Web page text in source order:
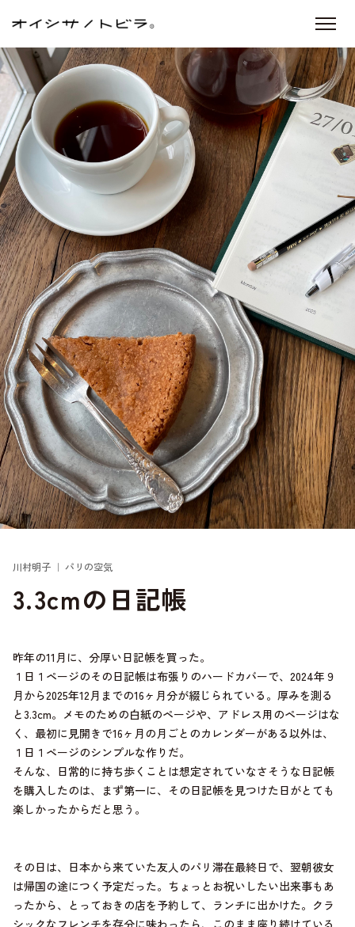
川村明子 ｜ パリの空気
3.3cmの日記帳
昨年の11月に、分厚い日記帳を買った。
１日１ページのその日記帳は布張りのハードカバーで、2024年９
月から2025年12月までの16ヶ月分が綴じられている。厚みを測る
と3.3cm。メモのための白紙のページや、アドレス用のページはな
く、最初に見開きで16ヶ月の月ごとのカレンダーがある以外は、
１日１ページのシンプルな作りだ。
そんな、日常的に持ち歩くことは想定されていなさそうな日記帳
を購入したのは、まず第一に、その日記帳を見つけた日がとても
楽しかったからだと思う。
その日は、日本から来ていた友人のパリ滞在最終日で、翌朝彼女
は帰国の途につく予定だった。ちょっとお祝いしたい出来事もあ
ったから、とっておきの店を予約して、ランチに出かけた。クラ
シックなフレンチを存分に味わったら、このまま座り続けている